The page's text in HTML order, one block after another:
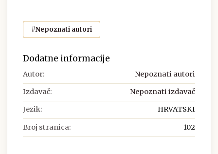
#Nepoznati autori
Dodatne informacije
Autor: Nepoznati autori
Izdavač: Nepoznati izdavač
Jezik: HRVATSKI
Broj stranica: 102